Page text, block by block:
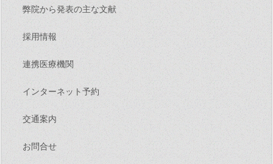
弊院から発表の主な文献
採用情報
連携医療機関
インターネット予約
交通案内
お問合せ